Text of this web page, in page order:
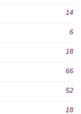
14
6
18
66
52
18